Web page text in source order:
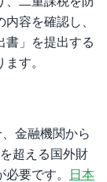
容を確認し、
書」を提出する
す。
金融機関から
超える国外財
要です。
日本